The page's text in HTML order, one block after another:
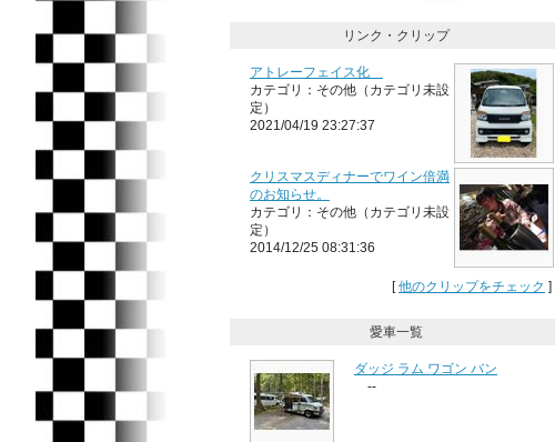
リンク・クリップ
アトレーフェイス化
カテゴリ：その他（カテゴリ未設
定）
2021/04/19 23:27:37
クリスマスディナーでワイン倍満
のお知らせ。
カテゴリ：その他（カテゴリ未設
定）
2014/12/25 08:31:36
[他のクリップをチェック ]
愛車一覧
ダッジ ラム ワゴン バン
--